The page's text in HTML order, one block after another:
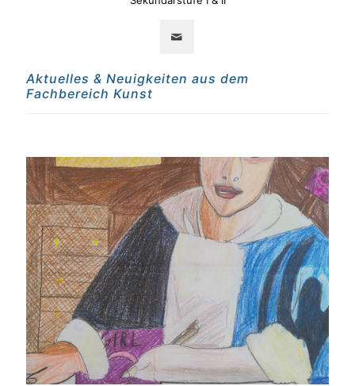
Aktuelles & Neuigkeiten aus dem
Fachbereich Kunst